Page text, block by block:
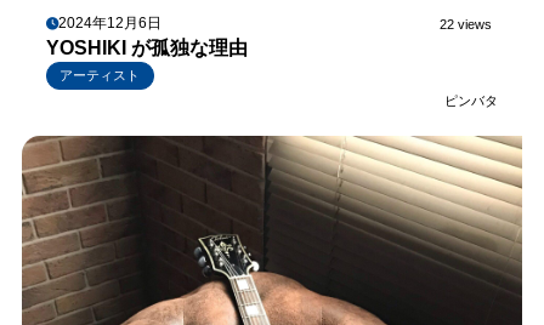
2024年12月6日 22 views
YOSHIKI が孤独な理由
アーティスト
ピンバタ